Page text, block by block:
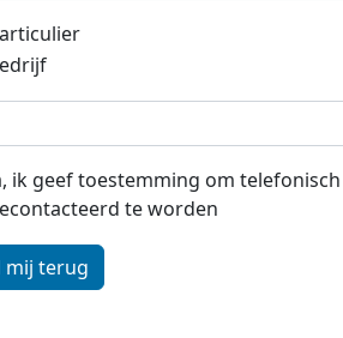
ik geef toestemming om telefonisch
te worden